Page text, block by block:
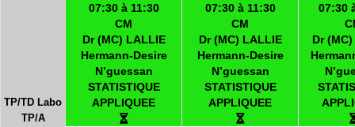
TP/TD Labo
TP/A
07:30 à 11:30
CM
Dr (MC) LALLIE
Hermann-Desire
N’guessan
STATISTIQUE
APPLIQUEE
07:30 à 11:30
CM
Dr (MC) LALLIE
Hermann-Desire
N’guessan
STATISTIQUE
APPLIQUEE
07:30
Dr